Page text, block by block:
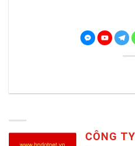
CÔNG